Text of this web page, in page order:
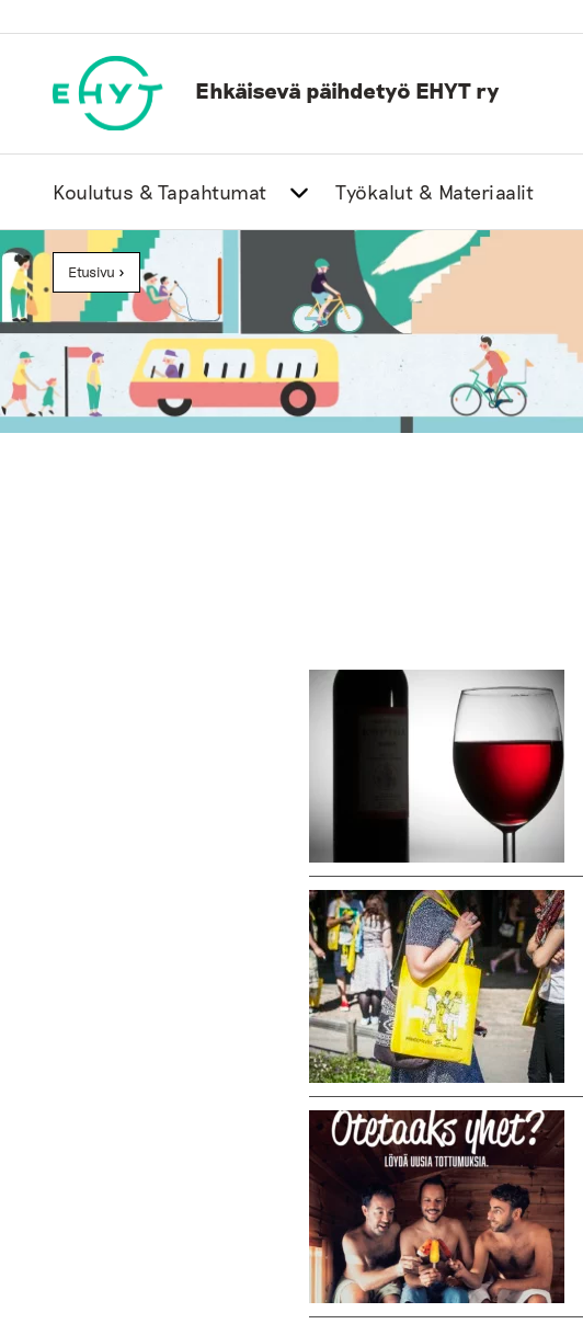
to
Ehkäisevä päihdetyö EHYT ry
Koulutus & Tapahtumat Työkalut & Materiaalit
Etusivu >